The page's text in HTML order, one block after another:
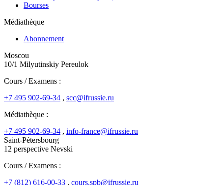
Bourses
Médiathèque
Abonnement
Moscou
10/1 Milyutinskiy Pereulok
Cours / Examens :
+7 495 902-69-34 , scc@ifrussie.ru
Médiathèque :
+7 495 902-69-34 , info-france@ifrussie.ru
Saint-Pétersbourg
12 perspective Nevski
Cours / Examens :
+7 (812) 616-00-33 , cours.spb@ifrussie.ru